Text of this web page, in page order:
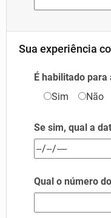
Sua experiência
É habilitado para
Sim
Não
Se sim, qual a
Qual o número